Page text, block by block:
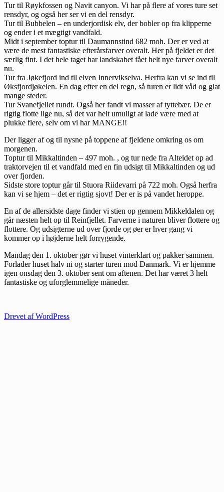
Tur til Røykfossen og Navit canyon. Vi har på flere af vores ture set
rensdyr, og også her ser vi en del rensdyr.
Tur til Bubbelen – en underjordisk elv, der bobler op fra klipperne
og ender i et mægtigt vandfald.
Midt i september toptur til Daumannstind 682 moh. Der er ved at
være de mest fantastiske efterårsfarver overalt. Her på fjeldet er det
særlig fint. I det hele taget har landskabet fået helt nye farver overalt
nu.
Tur fra Jøkefjord ind til elven Innervikselva. Herfra kan vi se ind til
Øksfjordjøkelen. En dag efter en del regn, så turen er lidt våd og glat
mange steder.
Tur Svanefjellet rundt. Også her fandt vi masser af tyttebær. De er
rigtig flotte lige nu, så det var helt umuligt at lade være med at
plukke flere, selv om vi har MANGE!!
Der ligger af og til nysne på toppene af fjeldene omkring os om
morgenen.
Toptur til Mikkaltinden – 497 moh. , og tur nede fra Alteidet op ad
traktorvejen til et vandfald med en fin udsigt til Mikkaltinden og ud
over fjorden.
Sidste store toptur går til Stuora Riidevarri på 722 moh. Også herfra
kan vi se hjem – det er rigtig sjovt! Der er is på vandet heroppe.
En af de allersidste dage finder vi stien op gennem Mikkeldalen og
går næsten helt op til Reinfjellet. Farverne i naturen bliver flottere og
flottere. Og udsigterne ud over fjorde og øer er hver gang vi
kommer op i højderne helt forrygende.
Mandag den 1. oktober gør vi huset vinterklart og pakker sammen.
Forlader huset halv ni og starter turen mod Danmark. Vi er hjemme
igen onsdag den 3. oktober sent om aftenen. Det har været 3 helt
fantastiske og uforglemmelige måneder.
Drevet af WordPress